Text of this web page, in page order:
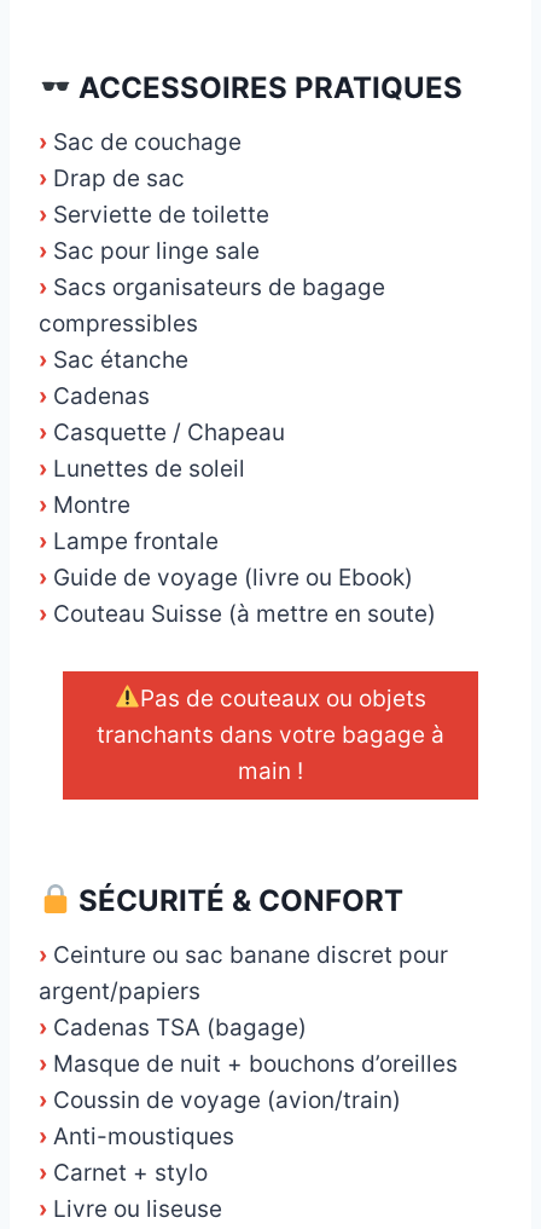
ACCESSOIRES PRATIQUES
› Sac de couchage
› Drap de sac
› Serviette de toilette
› Sac pour linge sale
› Sacs organisateurs de bagage
compressibles
› Sac étanche
› Cadenas
› Casquette / Chapeau
› Lunettes de soleil
› Montre
› Lampe frontale
› Guide de voyage (livre ou Ebook)
› Couteau Suisse (à mettre en soute)
Pas de couteaux ou objets
tranchants dans votre bagage à
main !
SÉCURITÉ & CONFORT
› Ceinture ou sac banane discret pour
argent/papiers
› Cadenas TSA (bagage)
› Masque de nuit + bouchons d’oreilles
› Coussin de voyage (avion/train)
› Anti-moustiques
› Carnet + stylo
› Livre ou liseuse